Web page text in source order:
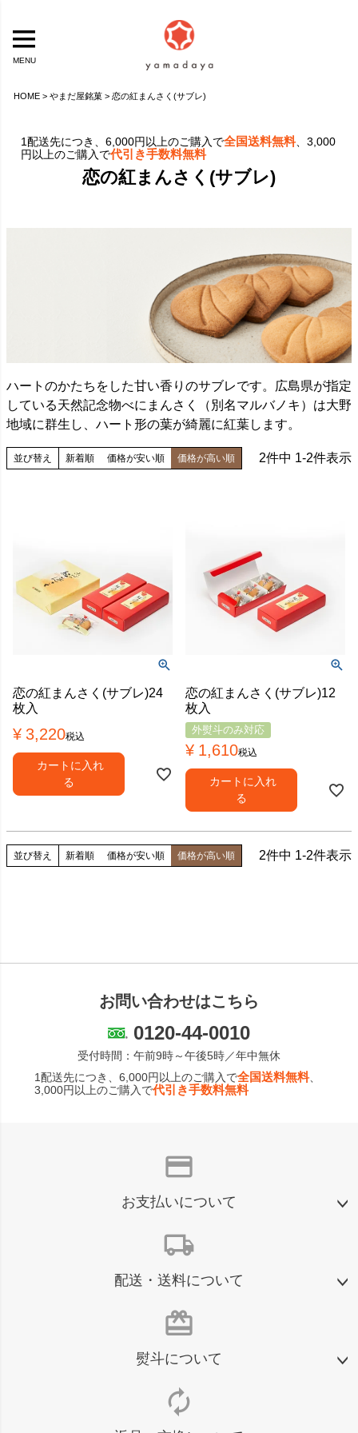
MENU
HOME やまだ屋銘菓 恋の紅まんさく(サブレ)
1配送先につき、6,000円以上のご購入で全国送料無料、3,000
円以上のご購入で代引き手数料無料
恋の紅まんさく(サブレ)
ハートのかたちをした甘い香りのサブレです。広島県が指定
している天然記念物べにまんさく（別名マルバノキ）は大野
地域に群生し、ハート形の葉が綺麗に紅葉します。
並び替え 新着順 価格が安い順 価格が高い順 2件中 1-2件表示
恋の紅まんさく(サブレ)24
枚入
¥ 3,220税込
カートに入れ
る
恋の紅まんさく(サブレ)12
枚入
外熨斗のみ対応
¥ 1,610税込
カートに入れ
る
並び替え 新着順 価格が安い順 価格が高い順 2件中 1-2件表示
お問い合わせはこちら
0120-44-0010
受付時間：午前9時～午後5時／年中無休
1配送先につき、6,000円以上のご購入で全国送料無料、
3,000円以上のご購入で代引き手数料無料
credit_card
お支払いについて
local_shipping
配送・送料について
card_giftcard
熨斗について
autorenew